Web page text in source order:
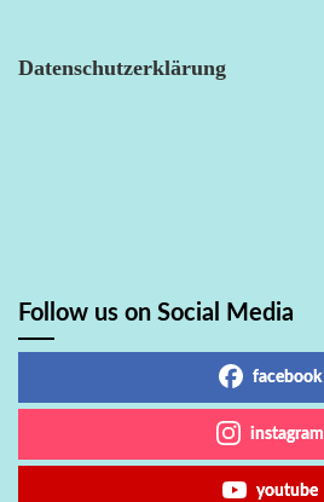
Datenschutzerklärung
Follow us on Social Media
facebook
instagram
youtube